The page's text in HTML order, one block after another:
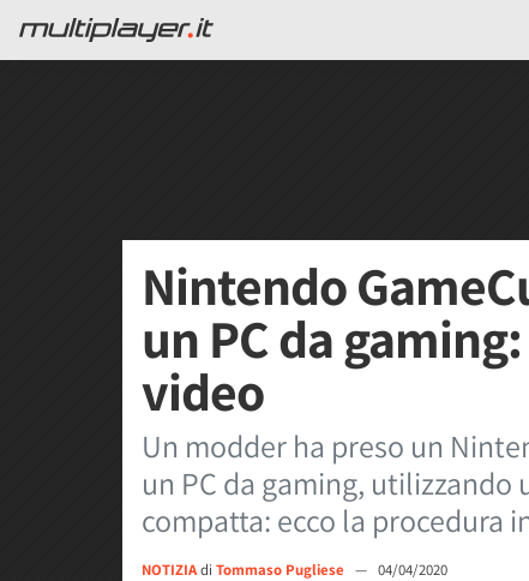
Nintendo
un PC da
video
Un modder ha preso un
un PC da gaming,
compatta: ecco la procedura
NOTIZIAdi Tommaso Pugliese — 04/04/2020